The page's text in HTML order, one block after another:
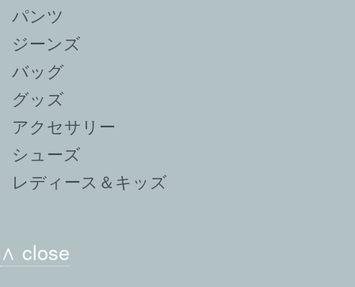
パンツ
ジーンズ
バッグ
グッズ
アクセサリー
シューズ
レディース＆キッズ
∧ close